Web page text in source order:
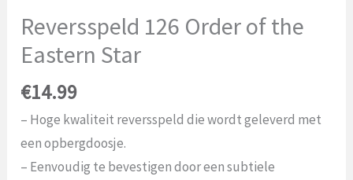
Reversspeld 126 Order of the
Eastern Star
€14.99
– Hoge kwaliteit reversspeld die wordt geleverd met
een opbergdoosje.
– Eenvoudig te bevestigen door een subtiele